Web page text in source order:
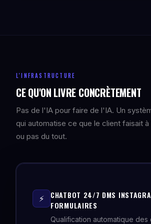
L'INFRASTRUCTURE
CE QU'ON LIVRE CONCRÈTEMENT
Pas de l'IA pour faire de l'IA. Un
qui automatise ce que le client faisait
ou pas du tout.
⚡
CHATBOT 24/7 DMS
FORMULAIRES
Qualification automatique des